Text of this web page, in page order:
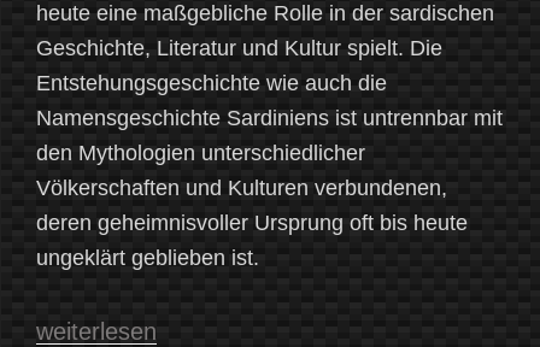
heute eine maßgebliche Rolle in der sardischen
Geschichte, Literatur und Kultur spielt. Die
Entstehungsgeschichte wie auch die
Namensgeschichte Sardiniens ist untrennbar mit
den Mythologien unterschiedlicher
Völkerschaften und Kulturen verbundenen,
deren geheimnisvoller Ursprung oft bis heute
ungeklärt geblieben ist.
„Mystisches
weiterlesen